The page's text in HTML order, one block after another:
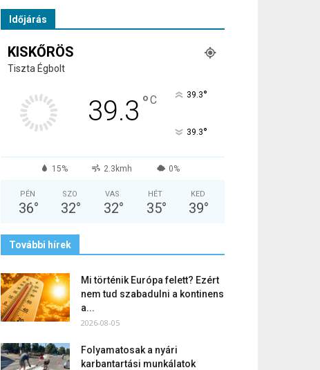
Időjárás
KISKŐRÖS
Tiszta Égbolt
39.3 °C 39.3°
39.3°
15% 2.3kmh 0%
PÉN
36°
SZO
32°
VAS
32°
HÉT
35°
KED
39°
További hírek
Mi történik Európa felett? Ezért
nem tud szabadulni a kontinens
a...
2026-08-05
Folyamatosak a nyári
karbantartási munkálatok